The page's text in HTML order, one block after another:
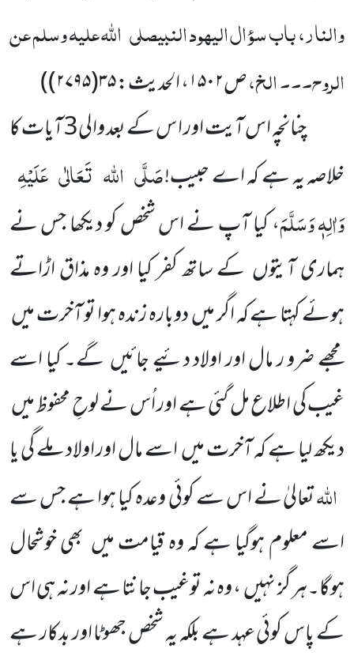
والنار، باب سؤال الیہود النبیصلی اللہ علیہ وسلم عن
الروح۔۔۔ الخ،ص۱۵۰۲، الحدیث:۳۵(۲۷۹۵)
)
چنانچہ اس آیت اور ا س کے بعد والی3 آیات کا
خلاصہ یہ ہے کہ اے حبیب!صَلَّی اللہ تَعَالٰی عَلَیْہِ
وَاٰلِہٖ وَسَلَّمَ، کیا آپ نے اس شخص کو دیکھا جس نے
ہماری آیتوں کے ساتھ کفر کیا اور وہ مذاق اڑاتے
ہوئے کہتا ہے کہ اگر میں دوبارہ زندہ ہوا تو آخرت میں
مجھے ضرو ر مال اور اولاد دئیے جائیں گے۔ کیا اسے
غیب کی اطلاع مل گئی ہے اور اُس نے لوحِ محفوظ میں
دیکھ لیا ہے کہ آخرت میں اسے مال اور اولاد ملے گی یا
اللہتعالیٰ نے اس سے کوئی وعدہ کیا ہوا ہے جس سے
اسے معلوم ہوگیا ہے کہ وہ قیامت میں بھی خوشحال
ہوگا۔ہر گز نہیں ، وہ نہ توغیب جانتا ہے اور نہ ہی اس
کے پاس کوئی عہد ہے بلکہ یہ شخص جھوٹا اور بدکار ہے